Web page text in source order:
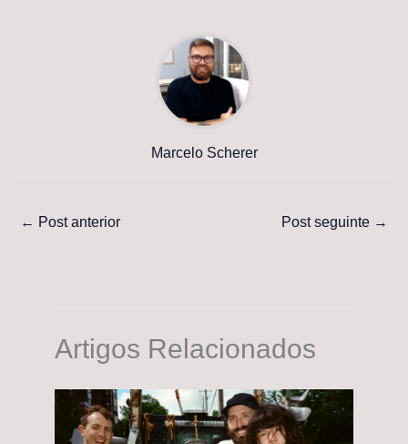
Marcelo Scherer
← Post anterior Post seguinte →
Artigos Relacionados